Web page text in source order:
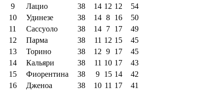
9
Лацио 38 14 12 12
54
10
Удинезе 38 14 8 16
50
11
Сассуоло 38 14 7 17
49
12
Парма 38 11 12 15
45
13
Торино 38 12 9 17
45
14
Кальяри 38 11 10 17
43
15
Фиорентина 38 9 15 14
42
16
Дженоа 38 10 11 17
41